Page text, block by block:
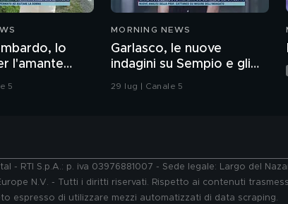
lo
l'amante
investe
5
MORNING NEWS
Garlasco, le nuove
indagini su Sempio e gli
sviluppi
29 lug | Canale 5
- RTI S.p.A.: p. iva 03976881007 - Sede legale: Largo del
N.V. - Tutti i diritti riservati. Rispetto ai contenuti
espresso di utilizzare mezzi automatizzati di data scraping.